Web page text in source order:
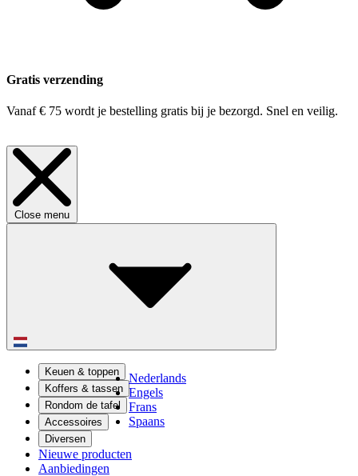
Gratis verzending
Vanaf € 75 wordt je bestelling gratis bij je bezorgd. Snel en veilig.
Close menu
Nederlands
Engels
Frans
Spaans
Keuen & toppen
Koffers & tassen
Rondom de tafel
Accessoires
Diversen
Nieuwe producten
Aanbiedingen